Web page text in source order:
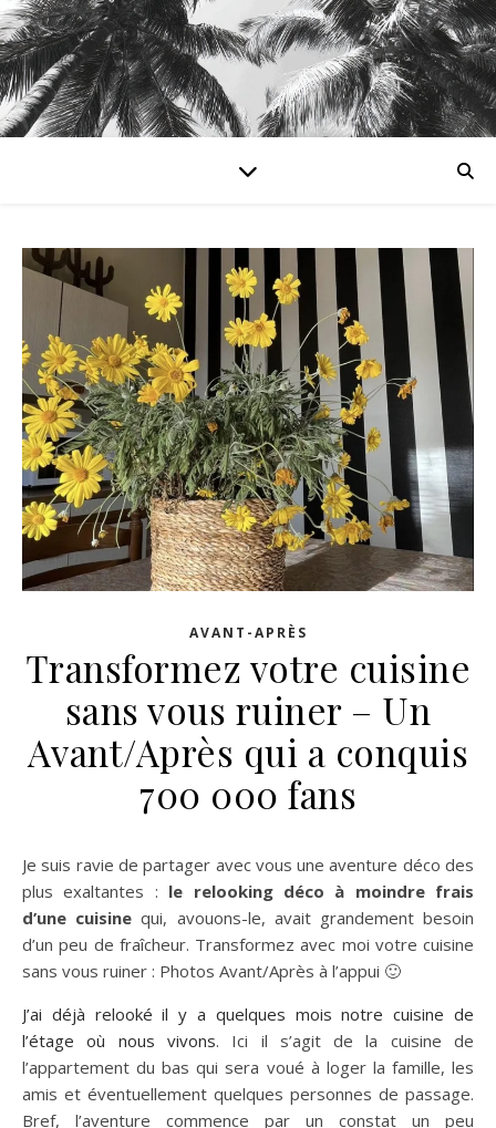
AVANT-APRÈS
Transformez votre cuisine
sans vous ruiner – Un
Avant/Après qui a conquis
700 000 fans
Je suis ravie de partager avec vous une aventure déco des
plus exaltantes : le relooking déco à moindre frais
d’une cuisine qui, avouons-le, avait grandement besoin
d’un peu de fraîcheur. Transformez avec moi votre cuisine
sans vous ruiner : Photos Avant/Après à l’appui 🙂
J’ai déjà relooké il y a quelques mois notre cuisine de
l’étage où nous vivons. Ici il s’agit de la cuisine de
l’appartement du bas qui sera voué à loger la famille, les
amis et éventuellement quelques personnes de passage.
Bref, l’aventure commence par un constat un peu